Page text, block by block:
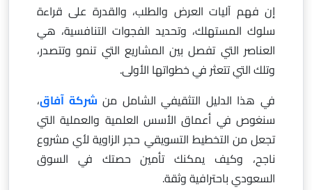
إن فهم آليات العرض والطلب، والقدرة على قراءة
سلوك المستهلك، وتحديد الفجوات التنافسية، هي
العناصر التي تفصل بين المشاريع التي تنمو وتتصدر،
وتلك التي تتعثر في خطواتها الأولى.
في هذا الدليل التثقيفي الشامل من شركة آفاق،
سنغوص في أعماق الأسس العلمية والعملية التي
تجعل من التخطيط التسويقي حجر الزاوية لأي مشروع
ناجح، وكيف يمكنك تأمين حصتك في السوق
السعودي باحترافية وثقة.